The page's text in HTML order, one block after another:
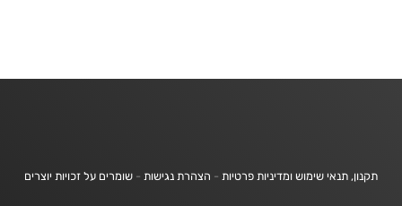
תקנון, תנאי שימוש ומדיניות פרטיות - הצהרת נגישות - שומרים על זכויות יוצרים